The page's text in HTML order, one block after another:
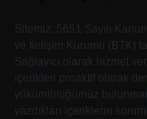
Sitemiz, 5651 Sayılı
ve İletişim Kurumu (BTK)
Sağlayıcı olarak hizmet
içerikleri proaktif olarak
yükümlülüğümüz
yazdıkları içeriklerin